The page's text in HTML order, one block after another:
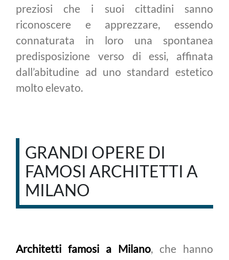
preziosi che i suoi cittadini sanno
riconoscere e apprezzare, essendo
connaturata in loro una spontanea
predisposizione verso di essi, affinata
dall’abitudine ad uno standard estetico
molto elevato.
GRANDI OPERE DI
FAMOSI ARCHITETTI A
MILANO
Architetti famosi a Milano, che hanno